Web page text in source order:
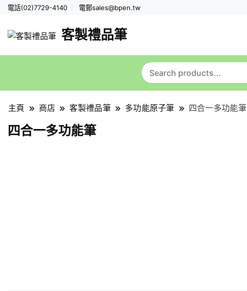
電話(02)7729-4140 電郵sales@bpen.tw
客製禮品筆
主頁 商店 客製禮品筆 多功能原子筆 四合一多功能筆
四合一多功能筆